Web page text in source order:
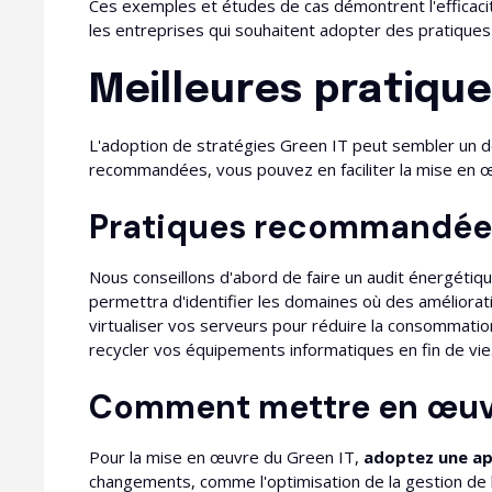
Ces exemples et études de cas démontrent
les entreprises qui souhaitent adopter des
Meilleures
L'adoption de stratégies Green IT peut sembler un
recommandées, vous pouvez en faciliter la mise
Pratiques
Nous conseillons d'abord de faire un audit
permettra d'identifier les domaines où des
virtualiser vos serveurs pour réduire la
recycler vos équipements informatiques en fin de
Comment mettre en
Pour la mise en œuvre du Green IT, adoptez une
changements, comme l'optimisation de la gestion